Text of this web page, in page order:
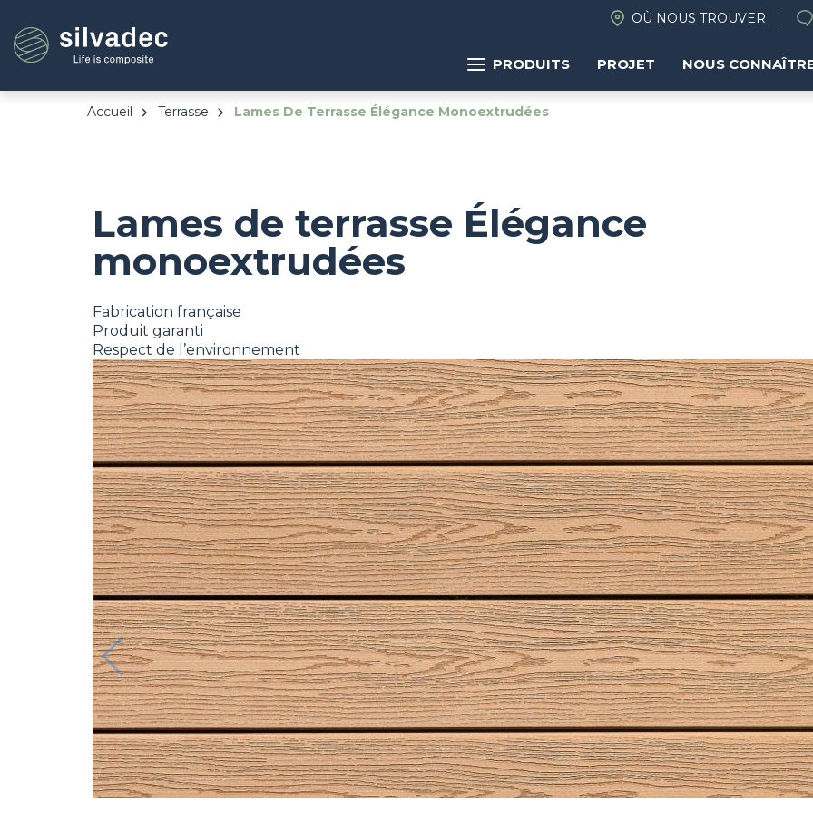
au
contenu
principal
OÙ NOUS TROUVER
PRODUITS PROJET NOUS
Accueil Terrasse Lames De Terrasse Élégance Monoextrudées
Lames de terrasse Élégance
monoextrudées
Fabrication française
Produit garanti
Respect de l’environnement